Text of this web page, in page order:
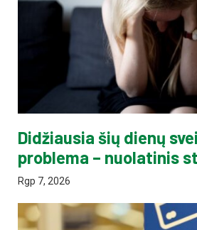
Didžiausia šių dienų
problema – nuolatinis
Rgp 7, 2026